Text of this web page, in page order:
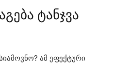
ტანჯვა
ამ ეფექტური